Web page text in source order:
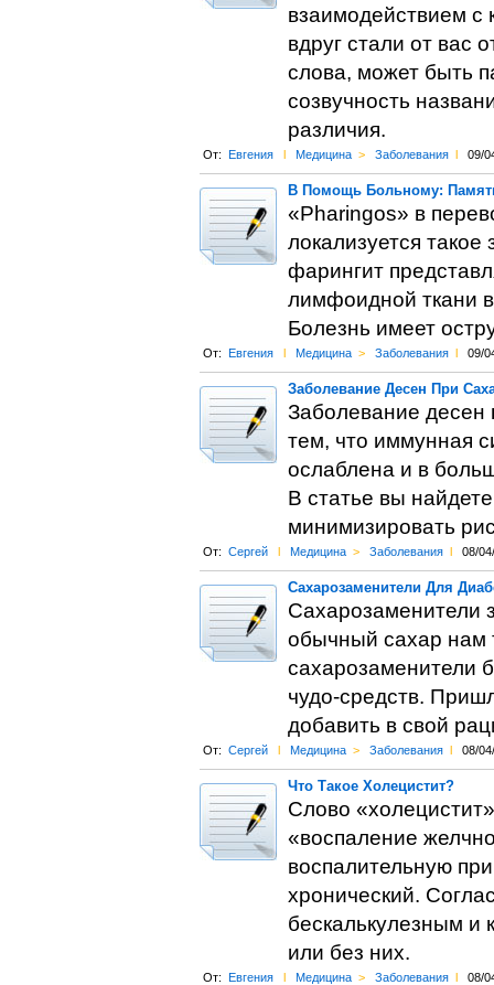
взаимодействием с
вдруг стали от вас
слова, может быть
созвучность
различия.
От: Евгения l Медицина > Заболевания l 09/
В Помощь Больному:
«Pharingos» в
локализуется
фарингит
лимфоидной ткани
Болезнь имеет
От: Евгения l Медицина > Заболевания l 09/
Заболевание Десен При
Заболевание десен
тем, что иммунная
ослаблена и в
В статье вы
минимизировать
От: Сергей l Медицина > Заболевания l 08/
Сахарозаменители Для
Сахарозаменители
обычный сахар нам
сахарозаменители
чудо-средств.
добавить в свой
От: Сергей l Медицина > Заболевания l 08/
Что Такое Холецистит?
Слово
«воспаление
воспалительную
хронический.
бескалькулезным и
или без них.
От: Евгения l Медицина > Заболевания l 08/